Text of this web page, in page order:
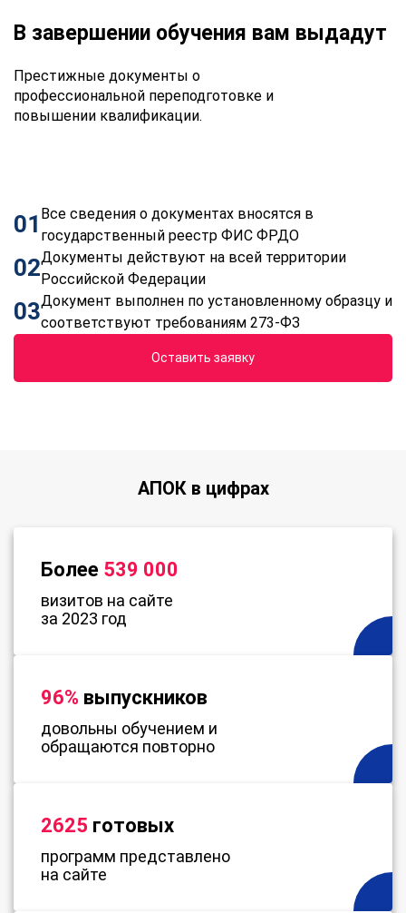
В завершении обучения вам выдадут
Престижные документы о
профессиональной переподготовке и
повышении квалификации.
01 Все сведения о документах вносятся в
государственный реестр ФИС ФРДО
02Документы действуют на всей территории
Российской Федерации
03Документ выполнен по установленному образцу и
соответствуют требованиям 273-ФЗ
Оставить заявку
АПОК в цифрах
Более 539 000
визитов на сайте
за 2023 год
96% выпускников
довольны обучением и
обращаются повторно
2625 готовых
программ представлено
на сайте